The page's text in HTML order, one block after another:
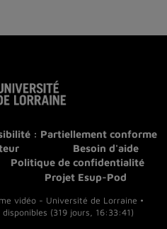
: Partiellement conforme
Besoin d'aide
Politique de confidentialité
Projet Esup-Pod
vidéo - Université de Lorraine •
disponibles (319 jours, 16:33:41)